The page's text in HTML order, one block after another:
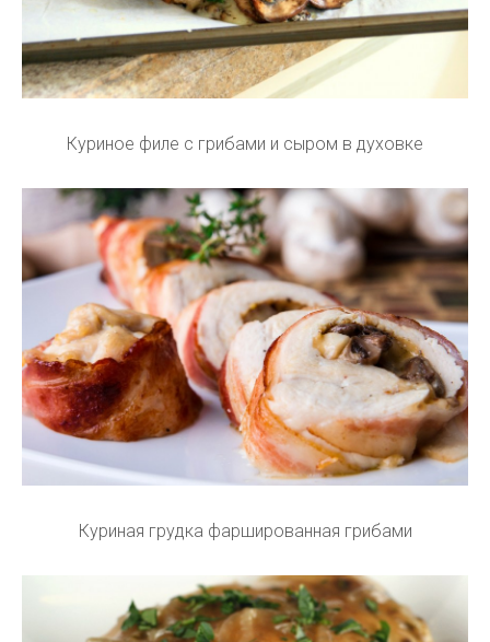
Куриное филе с грибами и сыром в духовке
Куриная грудка фаршированная грибами